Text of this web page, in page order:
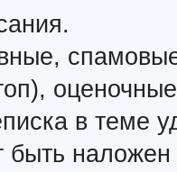
в теме
быть наложен